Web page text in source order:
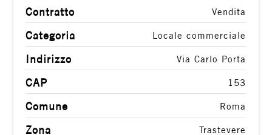
Contratto Vendita
Categoria Locale commerciale
Indirizzo Via Carlo Porta
CAP 153
Comune Roma
Zona Trastevere
5
5+
Altre
opzioni